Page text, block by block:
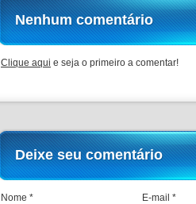
Nenhum comentário
Clique aqui e seja o primeiro a comentar!
Deixe seu comentário
Nome * E-mail *